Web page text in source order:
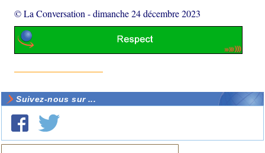
© La Conversation -dimanche 24 décembre 2023
Suivez-nous sur ...